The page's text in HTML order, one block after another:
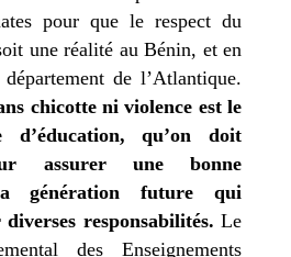
pour que le respect du
une réalité au Bénin, et en
de l’Atlantique.
chicotte ni violence est le
d’éducation, qu’on doit
assurer une bonne
génération future qui
responsabilités. Le
des Enseignements